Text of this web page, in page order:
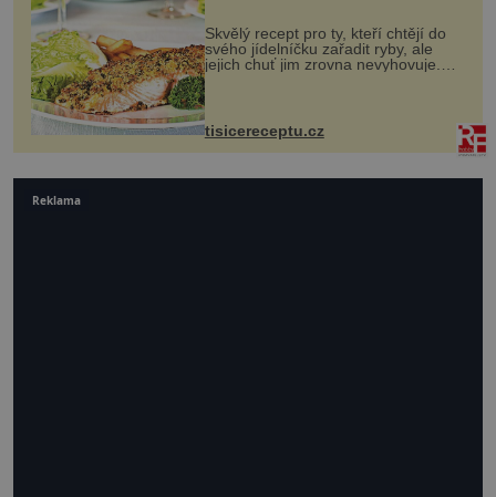
Skvělý recept pro ty, kteří chtějí do
svého jídelníčku zařadit ryby, ale
jejich chuť jim zrovna nevyhovuje.
Losos je samozřejmě taky ryba, ale v
tomto případě si na to nikdo ani
nevzpomene. Ingredienc...
tisicereceptu.cz
Reklama